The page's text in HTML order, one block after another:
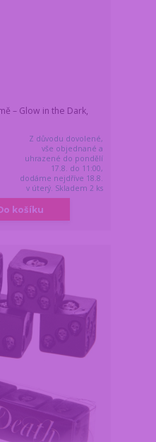
– Glow in the Dark,
Z důvodu dovolené,
vše objednané a
uhrazené do pondělí
17.8. do 11:00,
dodáme nejdříve 18.8.
v úterý. Skladem 2 ks
košíku